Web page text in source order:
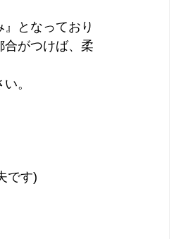
となっており
合がつけば、柔
。
です)